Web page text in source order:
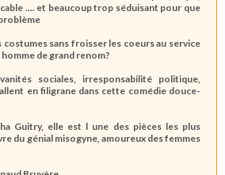
.... et beaucoup trop séduisant pour que
sans froisser les coeurs au service
de grand renom?
sociales, irresponsabilité politique,
en filigrane dans cette comédie douce-
Guitry, elle est l une des pièces les plus
du génial misogyne, amoureux des femmes